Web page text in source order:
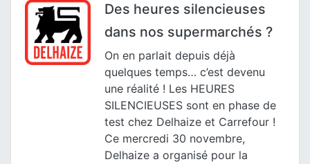
Des heures silencieuses
dans nos supermarchés ?
On en parlait depuis déjà
quelques temps… c’est devenu
une réalité ! Les HEURES
SILENCIEUSES sont en phase de
test chez Delhaize et Carrefour !
Ce mercredi 30 novembre,
Delhaize a organisé pour la